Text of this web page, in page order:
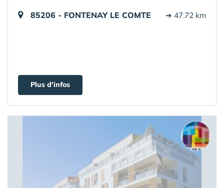
85206 - FONTENAY LE COMTE ➔ 47.72 km
Plus d'infos